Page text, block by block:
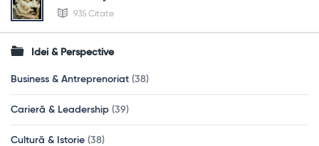
935 Citate
Idei & Perspective
Business & Antreprenoriat (38)
Carieră & Leadership (39)
Cultură & Istorie (38)